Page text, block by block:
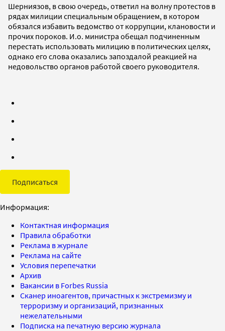
Шерниязов, в свою очередь, ответил на волну протестов в
рядах милиции специальным обращением, в котором
обязался избавить ведомство от коррупции, клановости и
прочих пороков. И.о. министра обещал подчиненным
перестать использовать милицию в политических целях,
однако его слова оказались запоздалой реакцией на
недовольство органов работой своего руководителя.
Подписаться
Информация:
Контактная информация
Правила обработки
Реклама в журнале
Реклама на сайте
Условия перепечатки
Архив
Вакансии в Forbes Russia
Сканер иноагентов, причастных к экстремизму и
терроризму и организаций, признанных
нежелательными
Подписка на печатную версию журнала